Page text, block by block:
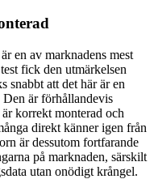
en av marknadens mest
fick den utmärkelsen
snabbt att det här är en
är förhållandevis
korrekt monterad och
direkt känner igen från
är dessutom fortfarande
på marknaden, särskilt
utan onödigt krångel.